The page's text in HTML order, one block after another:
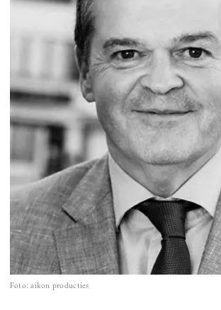
Foto: aikon producties